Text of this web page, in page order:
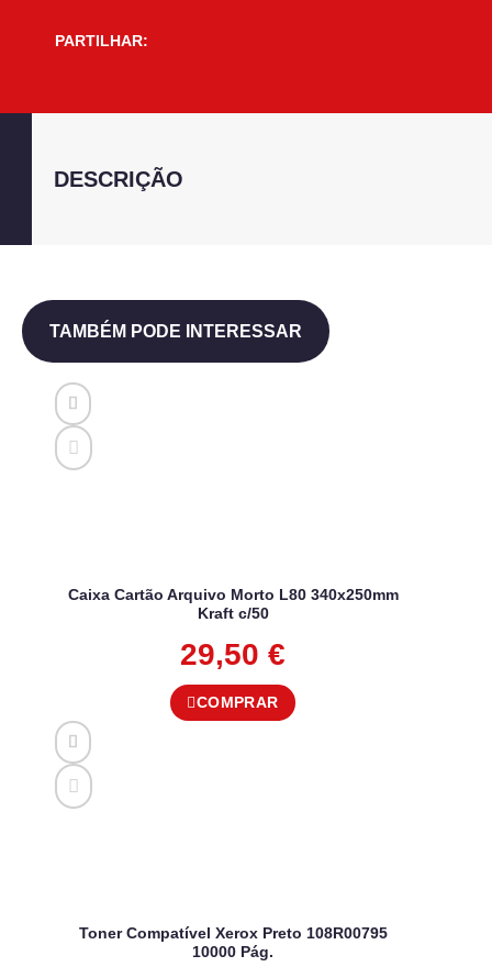
PARTILHAR:
DESCRIÇÃO
TAMBÉM PODE INTERESSAR
Caixa Cartão Arquivo Morto L80 340x250mm
Kraft c/50
29,50 €
COMPRAR
Toner Compatível Xerox Preto 108R00795
10000 Pág.